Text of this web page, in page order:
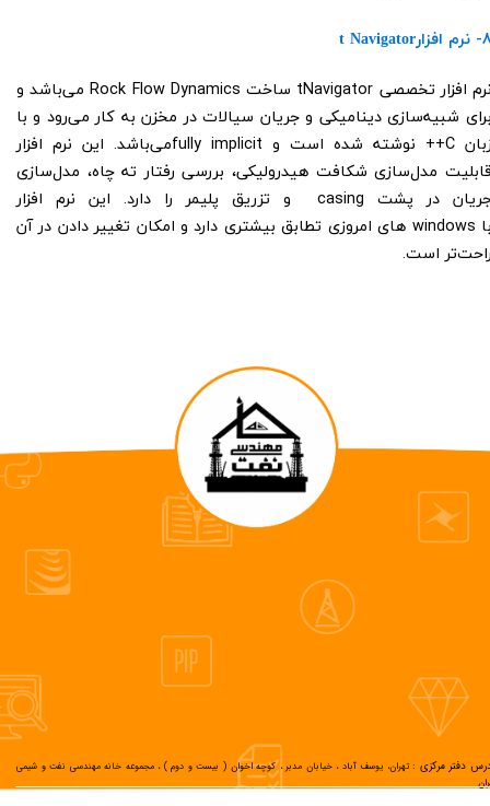
t Navigator
نرم افزار تخصصی tNavigator ساخت Rock Flow Dynamics می‌باشد و
شبیه‌سازی دینامیکی و جریان سیالات در مخزن به کار می‌رود و با
زبان C++ نوشته شده است و fully implicitمی‌باشد. این نرم افزار
مدل‌سازی شکافت هیدرولیکی، بررسی رفتار ته چاه، مدل‌سازی
جریان در پشت casing و تزریق پلیمر را دارد. این نرم افزار
با windows های امروزی تطابق بیشتری دارد و امکان تغییر دادن در آن
است.
دفتر مرکزی :تهران، یوسف آباد ، خیابان مدبر ، کوچه اخوان ( بیست و دوم ) ، مجموعه خانه مهندسی نفت و شیمی